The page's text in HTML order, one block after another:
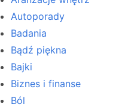
Autoporady
Badania
Bądź piękna
Bajki
Biznes i finanse
Ból